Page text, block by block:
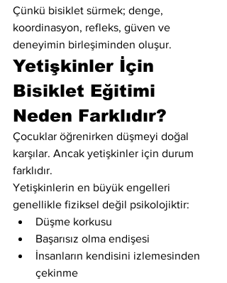
Çünkü bisiklet sürmek; denge,
koordinasyon, refleks, güven ve
deneyimin birleşiminden oluşur.
Yetişkinler İçin
Bisiklet Eğitimi
Neden Farklıdır?
Çocuklar öğrenirken düşmeyi doğal
karşılar. Ancak yetişkinler için durum
farklıdır.
Yetişkinlerin en büyük engelleri
genellikle fiziksel değil psikolojiktir:
Düşme korkusu
Başarısız olma endişesi
İnsanların kendisini izlemesinden
çekinme